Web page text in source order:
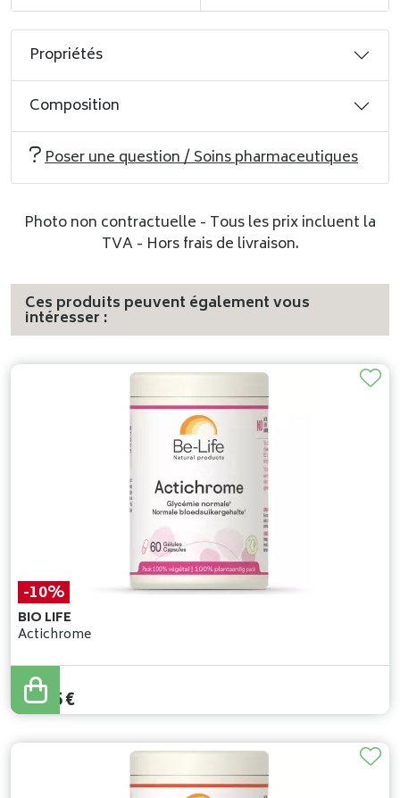
Propriétés
Composition
Poser une question / Soins pharmaceutiques
Photo non contractuelle - Tous les prix incluent la
TVA - Hors frais de livraison.
Ces produits peuvent également vous
intéresser :
-10%
BIO LIFE
Actichrome
18,50
16,65€